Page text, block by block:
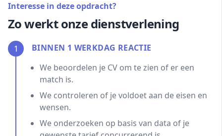
Interesse in deze opdracht?
Zo werkt onze dienstverlening
1
BINNEN 1 WERKDAG REACTIE
We beoordelen je CV om te zien of er een
match is.
We controleren of je voldoet aan de eisen en
wensen.
We onderzoeken op basis van data of je